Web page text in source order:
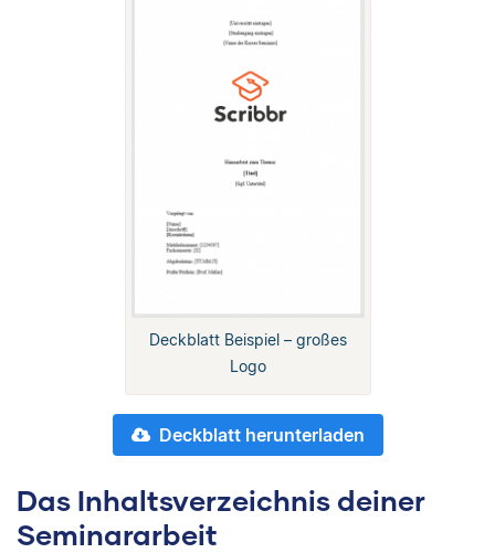
Deckblatt Beispiel – großes
Logo
Deckblatt herunterladen
Das Inhaltsverzeichnis deiner
Seminararbeit